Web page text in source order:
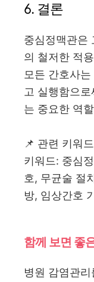
6. 결론
중심정맥관은
의 철저한 적
모든 간호사
고 실행함으
는 중요한 역
📌 관련 키워
키워드: 중심
호, 무균술 절
방, 임상간호
함께 보면 좋
병원 감염관